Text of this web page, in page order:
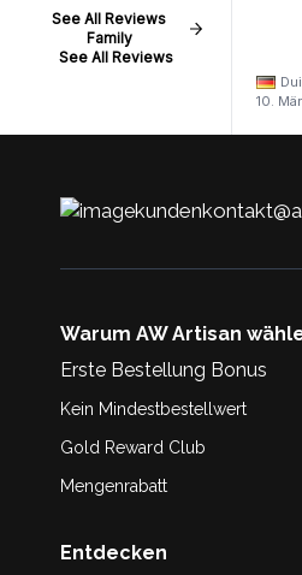
See All Reviews
Family
See All Reviews
10.
Warum AW Artisan
Erste Bestellung Bonus
Kein Mindestbestellwert
Gold Reward Club
Mengenrabatt
Entdecken